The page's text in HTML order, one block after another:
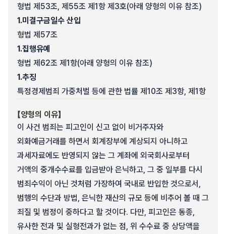
형법 제53조, 제55조 제1항 제3호(아래 양형의 이유 참조)
1.미결구금일수 산입
형법 제57조
1.집행유예
형법 제62조 제1항(아래 양형의 이유 참조)
1.추징
특정경제범죄 가중처벌 등에 관한 법률 제10조 제3항, 제1항
【양형의 이유】
이 사건 범죄는 피고인이 신고 없이 비거주자와
외화예금거래를 하면서 회계장부에 계상되지 아니하고
과세자료에도 반영되지 않는 그 계좌에 외국회사로부터
거액의 중개수수료를 입금받아 은닉하고, 그 중 일부를 다시
범죄수익이 아닌 것처럼 가장하여 국내로 반입한 것으로서,
범행의 수단과 방법, 은닉한 재산의 규모 등에 비추어 볼 때 그
죄질 및 범정이 중하다고 할 것이다. 다만, 피고인은 동종,
유사한 전과 및 실형전과가 없는 점, 위 수수료 중 상당액을